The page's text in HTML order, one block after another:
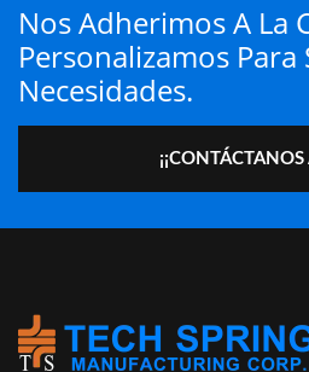
Nos Adherimos A La
Personalizamos Para
Necesidades.